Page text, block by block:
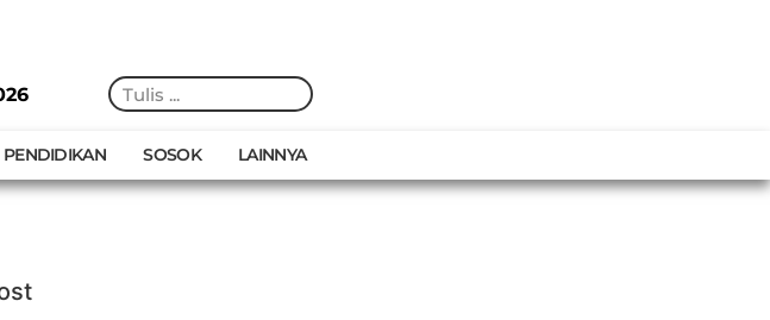
PENDIDIKAN SOSOK LAINNYA